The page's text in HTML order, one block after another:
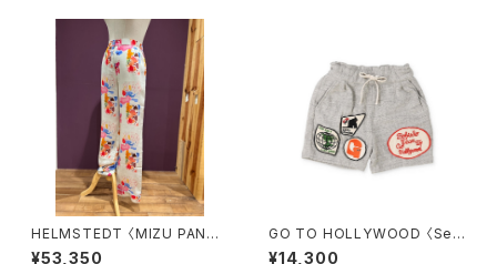
HELMSTEDT 〈MIZU PANT
S〉
¥53,350
GO TO HOLLYWOOD 〈Sem
i Balloned Sweatshorts〉
¥14,300